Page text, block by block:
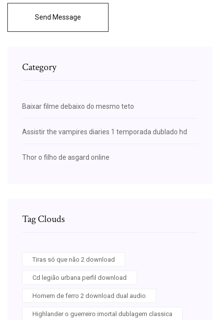
Send Message
Category
Baixar filme debaixo do mesmo teto
Assistir the vampires diaries 1 temporada dublado hd
Thor o filho de asgard online
Tag Clouds
Tiras só que não 2 download
Cd legião urbana perfil download
Homem de ferro 2 download dual audio
Highlander o guerreiro imortal dublagem classica